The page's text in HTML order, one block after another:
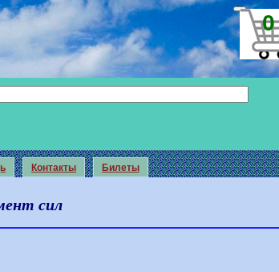
0
Контакты Билеты
сил